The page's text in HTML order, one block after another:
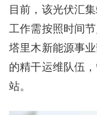
目前，该光伏汇
工作需按照时间
塔里木新能源事
的精干运维队伍
站。